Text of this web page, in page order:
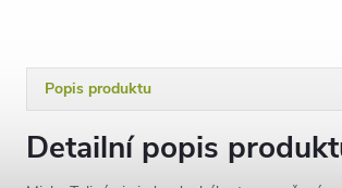
Popis produktu
Detailní popis